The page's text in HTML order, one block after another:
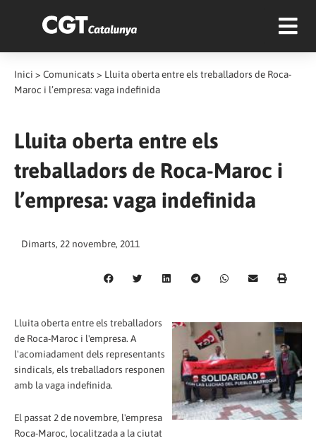
Inici > Comunicats > Lluita oberta entre els treballadors de Roca-
Maroc i l’empresa: vaga indefinida
Lluita oberta entre els
treballadors de Roca-Maroc i
l’empresa: vaga indefinida
Dimarts, 22 novembre, 2011
Lluita oberta entre els treballadors
de Roca-Maroc i l'empresa. A
l'acomiadament dels representants
sindicals, els treballadors responen
amb la vaga indefinida.
El passat 2 de novembre, l'empresa
Roca-Maroc, localitzada a la ciutat